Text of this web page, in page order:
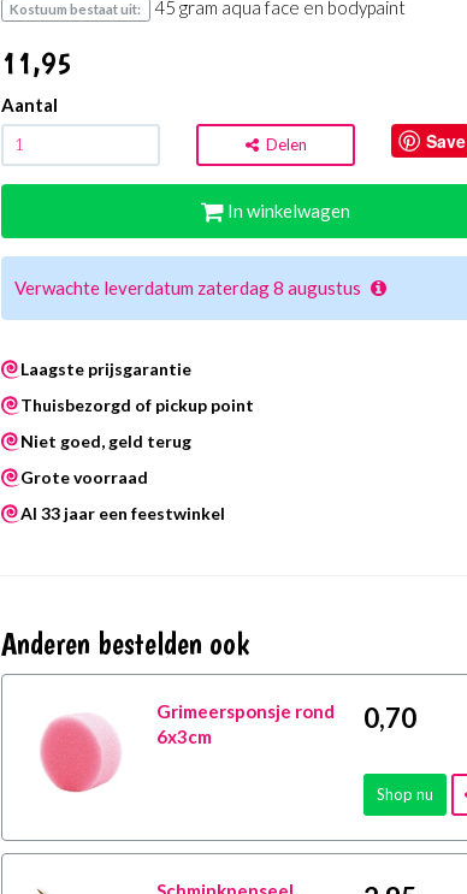
Kostuum bestaat uit: 45 gram aqua face en bodypaint
11,95
Aantal
Delen Save
In winkelwagen
Verwachte leverdatum zaterdag 8 augustus
Laagste prijsgarantie
Thuisbezorgd of pickup point
Niet goed, geld terug
Grote voorraad
Al 33 jaar een feestwinkel
Anderen bestelden ook
Grimeersponsje rond
6x3cm
0,70
Shop nu